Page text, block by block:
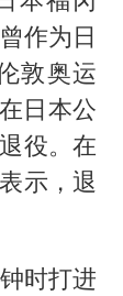
作为日
敦奥运
日本公
役。在
示，退
时打进